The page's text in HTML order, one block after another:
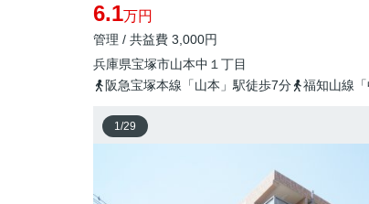
6.1万円
管理 / 共益費 3,000円
兵庫県宝塚市山本中 １丁目
阪急宝塚本線「山本」駅徒歩7分
福知山線
1/29